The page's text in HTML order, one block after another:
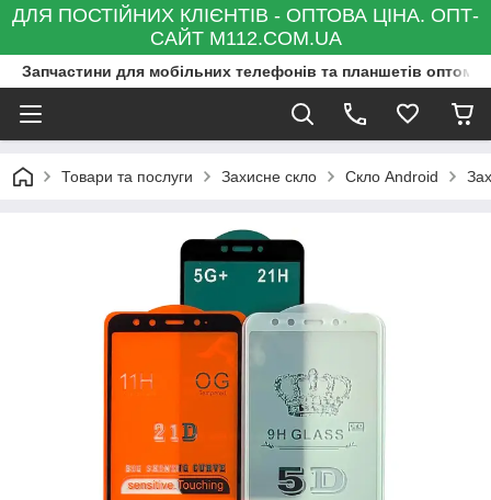
ДЛЯ ПОСТІЙНИХ КЛІЄНТІВ - ОПТОВА ЦІНА. ОПТ-
САЙТ M112.COM.UA
Запчастини для мобільних телефонів та планшетів оптом
Товари та послуги Захисне скло Скло Android